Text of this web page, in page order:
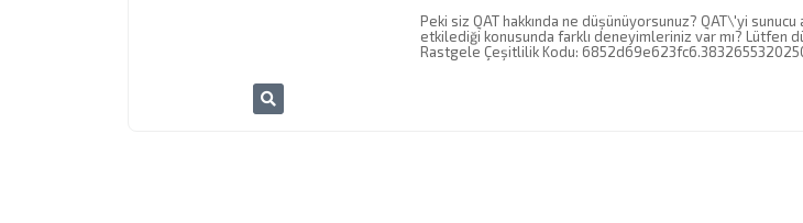
Peki siz QAT hakkında ne düşünüyorsunuz? QAT\'yi
etkilediği konusunda farklı deneyimleriniz var mı? Lütfen
Rastgele Çeşitlilik Kodu: